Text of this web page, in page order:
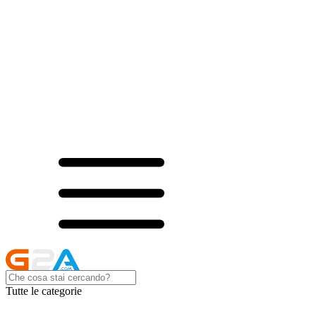
Tutte le categorie